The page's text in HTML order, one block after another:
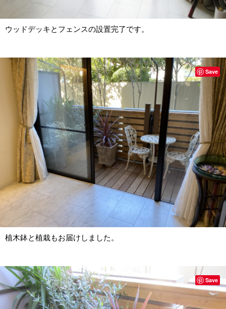
ウッドデッキとフェンスの設置完了です。
植木鉢と植栽もお届けしました。
Save
Save